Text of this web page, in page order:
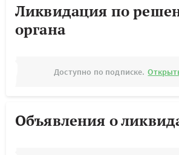
Ликвидация по
органа
Доступно по подписке.
Объявления о